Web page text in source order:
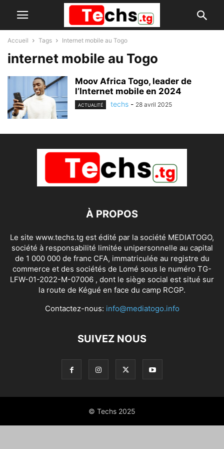
Accueil Tags Internet mobile au Togo
internet mobile au Togo
Moov Africa Togo, leader de
l’Internet mobile en 2024
ACTUALITÉ techs - 28 avril 2025
À PROPOS
Le site www.techs.tg est édité par la société MEDIATOGO,
société à responsabilité limitée unipersonnelle au capital
de 1 000 000 de franc CFA, immatriculée au registre du
commerce et des sociétés de Lomé sous le numéro TG-
LFW-01-2022-M-07006 , dont le siège social est situé sur
la route de Kégué en face du camp RCGP.
Contactez-nous: info@mediatogo.info
SUIVEZ NOUS
© Techs 2025